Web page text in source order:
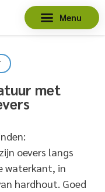
Menu
met
oevers langs
waterkant, in
hardhout. Goed